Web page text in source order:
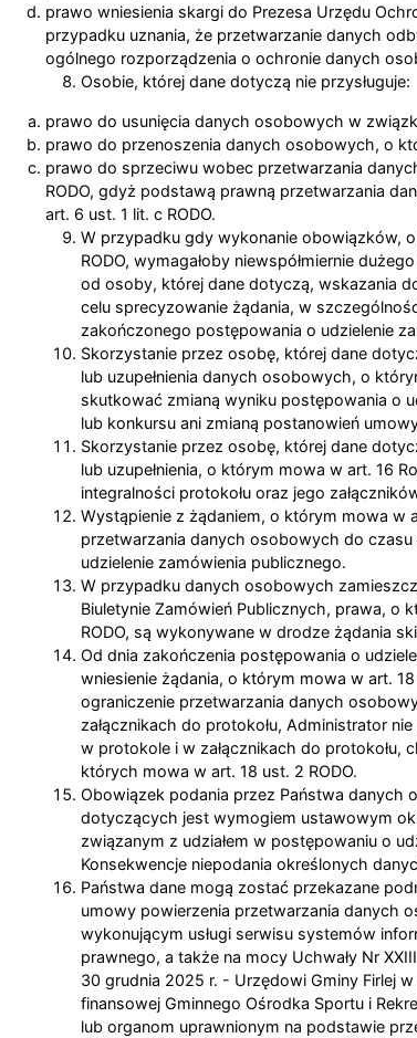
prawo wniesienia skargi do Prezesa Urzędu
przypadku uznania, że przetwarzanie danych
ogólnego rozporządzenia o ochronie danych
Osobie, której dane dotyczą nie przysługuje:
prawo do usunięcia danych osobowych w
prawo do przenoszenia danych osobowych, o
prawo do sprzeciwu wobec przetwarzania
RODO, gdyż podstawą prawną przetwarzania
art. 6 ust. 1 lit. c RODO.
W przypadku gdy wykonanie obowiązków,
RODO, wymagałoby niewspółmiernie
od osoby, której dane dotyczą, wskazania
celu sprecyzowanie żądania, w
zakończonego postępowania o udzielenie
Skorzystanie przez osobę, której dane
lub uzupełnienia danych osobowych, o
skutkować zmianą wyniku postępowania o
lub konkursu ani zmianą postanowień
Skorzystanie przez osobę, której dane
lub uzupełnienia, o którym mowa w art. 16
integralności protokołu oraz jego
Wystąpienie z żądaniem, o którym mowa w
przetwarzania danych osobowych do
udzielenie zamówienia publicznego.
W przypadku danych osobowych
Biuletynie Zamówień Publicznych, prawa, o
RODO, są wykonywane w drodze żądania
Od dnia zakończenia postępowania o
wniesienie żądania, o którym mowa w art.
ograniczenie przetwarzania danych
załącznikach do protokołu, Administrator
w protokole i w załącznikach do protokołu,
których mowa w art. 18 ust. 2 RODO.
Obowiązek podania przez Państwa danych
dotyczących jest wymogiem ustawowym
związanym z udziałem w postępowaniu o
Konsekwencje niepodania określonych
Państwa dane mogą zostać przekazane
umowy powierzenia przetwarzania danych
wykonującym usługi serwisu systemów
prawnego, a także na mocy Uchwały Nr
30 grudnia 2025 r. - Urzędowi Gminy Firlej
finansowej Gminnego Ośrodka Sportu i
lub organom uprawnionym na podstawie